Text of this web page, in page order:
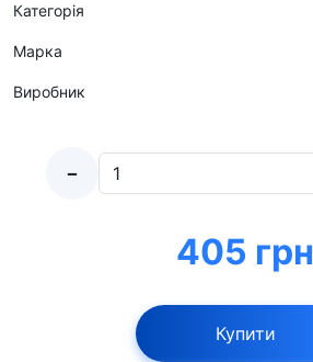
Категорія
Марка
Виробник
-
405 грн
Купити